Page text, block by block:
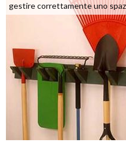
gestire correttamente uno